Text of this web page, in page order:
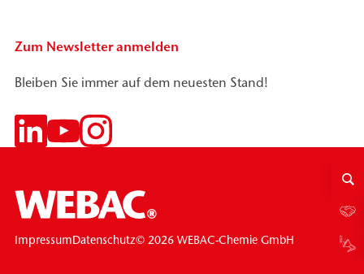
Zum Newsletter anmelden
Bleiben Sie immer auf dem neuesten Stand!
© 2026 WEBAC-Chemie GmbH
ImpressumDatenschutz